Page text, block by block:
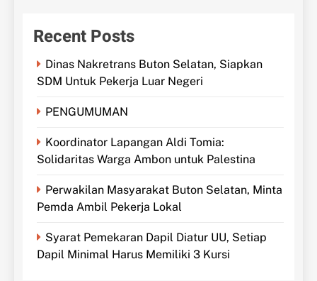
Recent Posts
Dinas Nakretrans Buton Selatan, Siapkan
SDM Untuk Pekerja Luar Negeri
PENGUMUMAN
Koordinator Lapangan Aldi Tomia:
Solidaritas Warga Ambon untuk Palestina
Perwakilan Masyarakat Buton Selatan, Minta
Pemda Ambil Pekerja Lokal
Syarat Pemekaran Dapil Diatur UU, Setiap
Dapil Minimal Harus Memiliki 3 Kursi